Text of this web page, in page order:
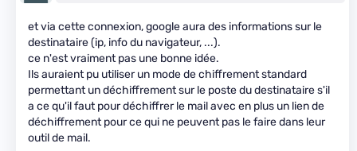
et via cette connexion, google aura des informations sur le
destinataire (ip, info du navigateur, ...).
ce n'est vraiment pas une bonne idée.
Ils auraient pu utiliser un mode de chiffrement standard
permettant un déchiffrement sur le poste du destinataire s'il
a ce qu'il faut pour déchiffrer le mail avec en plus un lien de
déchiffrement pour ce qui ne peuvent pas le faire dans leur
outil de mail.